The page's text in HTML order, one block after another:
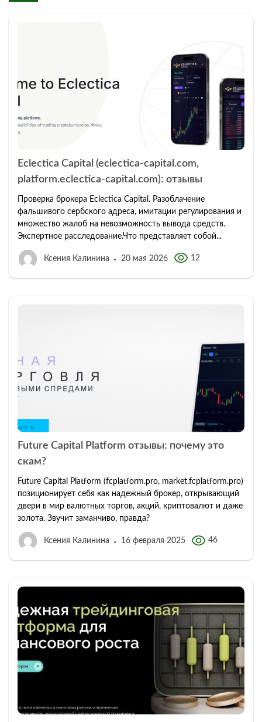
Eclectica Capital (eclectica-capital.com,
platform.eclectica-capital.com): отзывы
Проверка брокера Eclectica Capital. Разоблачение
фальшивого сербского адреса, имитации регулирования и
множество жалоб на невозможность вывода средств.
Экспертное расследование.Что представляет собой...
Ксения Калинина 20 мая 2026 12
Future Capital Platform отзывы: почему это
скам?
Future Capital Platform (fcplatform.pro, market.fcplatform.pro)
позиционирует себя как надежный брокер, открывающий
двери в мир валютных торгов, акций, криптовалют и даже
золота. Звучит заманчиво, правда?
Ксения Калинина 16 февраля 2025 46